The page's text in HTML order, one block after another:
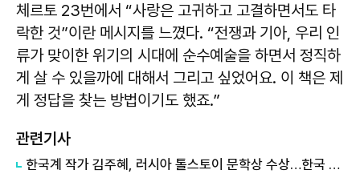
체르토 23번에서 “사랑은 고귀하고 고결하면서도 타
락한 것”이란 메시지를 느꼈다. “전쟁과 기아, 우리 인
류가 맞이한 위기의 시대에 순수예술을 하면서 정직하
게 살 수 있을까에 대해서 그리고 싶었어요. 이 책은 제
게 정답을 찾는 방법이기도 했죠.”
관련기사
한국계 작가 김주혜, 러시아 톨스토이 문학상 수상…한국 문학 연이은 쾌거